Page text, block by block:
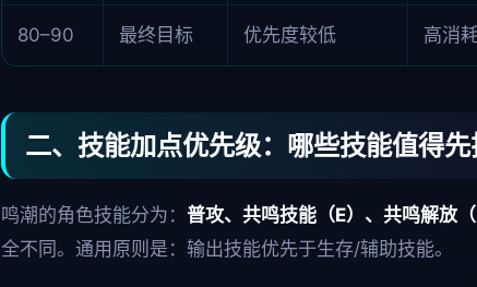
80–90 最终目标 优先度较低 高消
二、技能加点优先级：哪些技能值得先
鸣潮的角色技能分为： 普攻、共鸣技能（E）、共鸣解放
全不同。通用原则是：输出技能优先于生存/辅助技能。